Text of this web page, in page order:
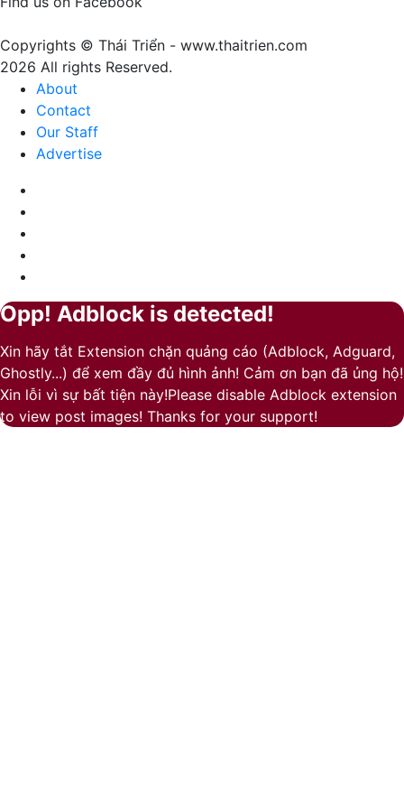
sự
nhã
nhặn
Copyrights © Thái Triển - www.thaitrien.com
2026 All rights Reserved.
About
Contact
Our Staff
Advertise
Back
top
button
Close
Opp! Adblock is detected!
Xin hãy tắt Extension chặn quảng cáo (Adblock, Adguard,
Ghostly...) để xem đầy đủ hình ảnh! Cảm ơn bạn đã ủng hộ!
Xin lỗi vì sự bất tiện này!Please disable Adblock extension
to view post images! Thanks for your support!